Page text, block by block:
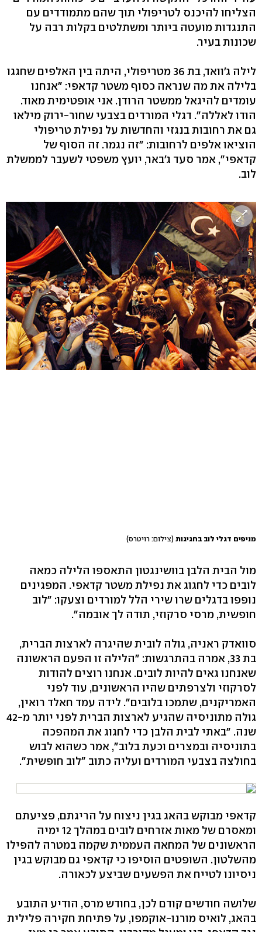
הצליחו להיכנס לטריפולי תוך שהם מתמודדים עם
התנגדות מועטה ביותר ומשתלטים בקלות רבה על
שכונות בעיר.
לילה ג'וואד, בת 36 מטריפולי, היתה בין האלפים שחגגו
בלילה את מה שנראה כסוף משטר קדאפי: "אנחנו
עומדים להיגאל ממשטר הרודן. אני אופטימית מאוד.
הודו לאללה". דגלי המורדים בצבעי שחור-ירוק מילאו
גם את רחובות בנגזי והחדשות על נפילת טריפולי
הוציאו אלפים לרחובות: "זה נגמר. זה הסוף של
קדאפי", אמר סעד ג'באר, יועץ משפטי לשעבר לממשלת
לוב.
מניפים דגלי לוב בחגיגות (צילום: רויטרס)
מול הבית הלבן בוושינגטון התאספו הלילה כמאה
לובים כדי לחגוג את נפילת משטר קדאפי. המפגינים
נופפו בדגלים שרו שירי הלל למורדים וצעקו: "לוב
חופשית, מרסי סרקוזי, תודה לך אובמה".
סוואדק ראניה, גולה לובית שהיגרה לארצות הברית,
בת 33, אמרה בהתרגשות: "הלילה זו הפעם הראשונה
שאנחנו גאים להיות לובים. אנחנו רוצים להודות
לסרקוזי ולצרפתים שהיו הראשונים, עוד לפני
האמריקנים, שתמכו בלובים". לידה עמד חאלד רואין,
גולה מתוניסיה שהגיע לארצות הברית לפני יותר מ-42
שנה. "באתי לבית הלבן כדי לחגוג את המהפכה
בתוניסיה ובמצרים וכעת בלוב", אמר כשהוא לבוש
בחולצה בצבעי המורדים ועליה כתוב "לוב חופשית".
קדאפי מבוקש בהאג בגין ניצוח על הריגתם, פציעתם
ומאסרם של מאות אזרחים לובים במהלך 12 ימיה
הראשונים של המחאה העממית שקמה במטרה להפילו
מהשלטון. השופטים הוסיפו כי קדאפי גם מבוקש בגין
ניסיונו לטייח את הפשעים שביצע לכאורה.
שלושה חודשים קודם לכן, בחודש מרס, הודיע התובע
בהאג, לואיס מורנו-אוקמפו, על פתיחת חקירה פלילית